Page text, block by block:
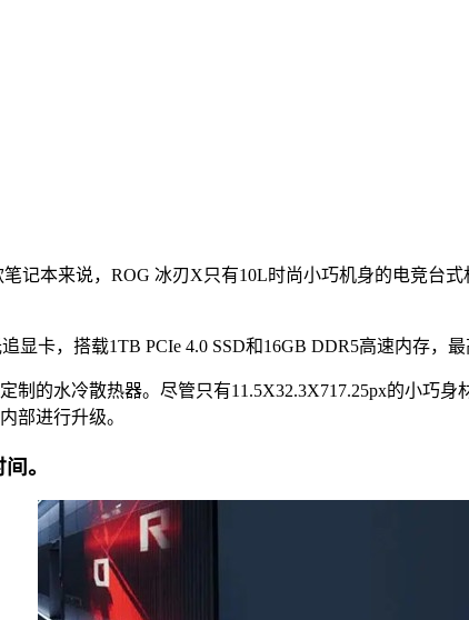
记本来说，ROG 冰刃X只有10L时尚小巧机身的电竞台
显卡，搭载1TB PCIe 4.0 SSD和16GB DDR5高速内存，最
的水冷散热器。尽管只有11.5X32.3X717.25px的小巧
部进行升级。
。